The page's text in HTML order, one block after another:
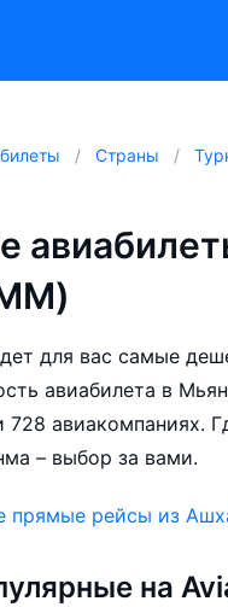
Страны
для вас самые
авиабилета в
728 авиакомпаниях.
– выбор за вами.
прямые рейсы из
на